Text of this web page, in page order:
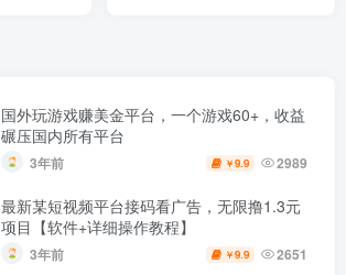
国外玩游戏赚美金平台，一个游戏60+，收益
碾压国内所有平台
3年前 ￥9.9 2989
最新某短视频平台接码看广告，无限撸1.3元
项目【软件+详细操作教程】
3年前 ￥9.9 2651